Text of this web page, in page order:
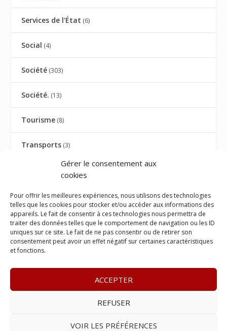
Gérer le consentement aux
cookies
Pour offrir les meilleures expériences, nous utilisons des technologies
telles que les cookies pour stocker et/ou accéder aux informations des
appareils. Le fait de consentir à ces technologies nous permettra de
traiter des données telles que le comportement de navigation ou les ID
uniques sur ce site. Le fait de ne pas consentir ou de retirer son
consentement peut avoir un effet négatif sur certaines caractéristiques
et fonctions.
ACCEPTER
REFUSER
VOIR LES PRÉFÉRENCES
Services de l'État (6)
Social (4)
Société (303)
Société. (13)
Tourisme (8)
Transports (3)
TRIBUNE AVOCATS(27)
Université(1)
Visite ministérielle(1)
Vos droits(12)
– www.lelegis.fr –Zone Franche Cité Dillon
– E-mail :contact@lelegis.fr–